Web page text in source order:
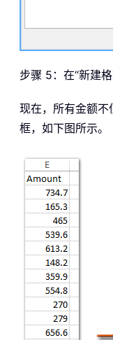
步骤 5：在“新建
现在，所有金额
框，如下图所示。